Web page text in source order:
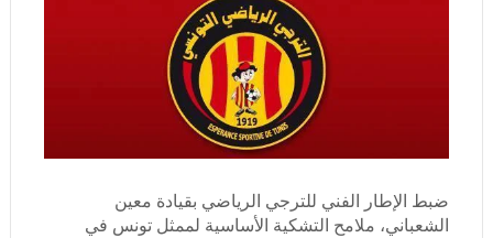
ضبط الإطار الفني للترجي الرياضي بقيادة معين
الشعباني، ملامح التشكية الأساسية لممثل تونس في